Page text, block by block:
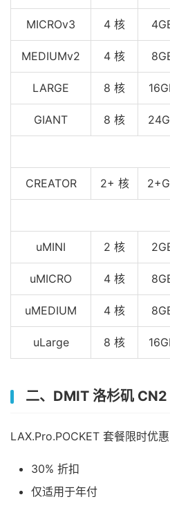
MICROv3 4 核
MEDIUMv2 4 核
LARGE 8 核
GIANT 8 核
CREATOR 2+ 核
uMINI 2 核
uMICRO 4 核
uMEDIUM 4 核
uLarge 8 核
二、DMIT 洛杉矶
LAX.Pro.POCKET 套餐限时优惠
30% 折扣
仅适用于年付